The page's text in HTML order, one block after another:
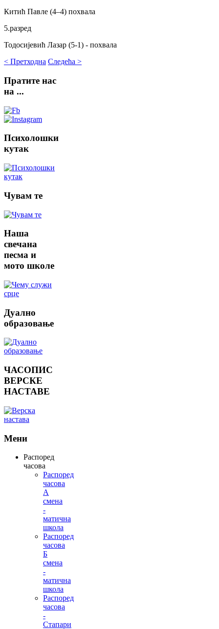
Китић Павле (4–4) похвала
5.разред
Тодосијевић Лазар (5-1) - похвала
< Претходна Следећа >
Пратите нас
на ...
Психолошки
кутак
Чувам те
Наша
свечана
песма и
мото школе
Дуално
образовање
ЧАСОПИС
ВЕРСКЕ
НАСТАВЕ
Мени
Распоред
часова
Распоред
часова
А
смена
-
матична
школа
Распоред
часова
Б
смена
-
матична
школа
Распоред
часова
-
Стапари